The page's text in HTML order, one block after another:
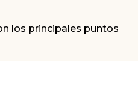
los principales puntos